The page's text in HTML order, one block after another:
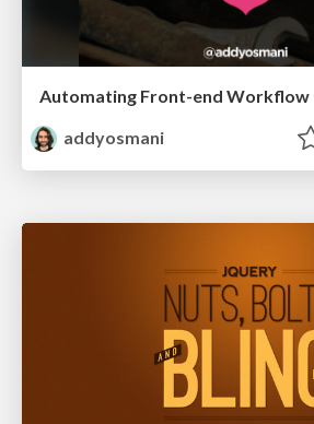
Automating Front-end Workflow
addyosmani